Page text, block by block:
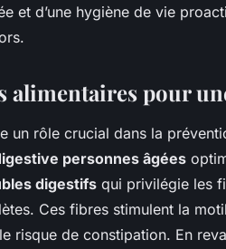
et d’une hygiène de vie
alimentaires pour
un rôle crucial dans la
personnes âgées
digestifs qui privilégie les
Ces fibres stimulent la
risque de constipation. En